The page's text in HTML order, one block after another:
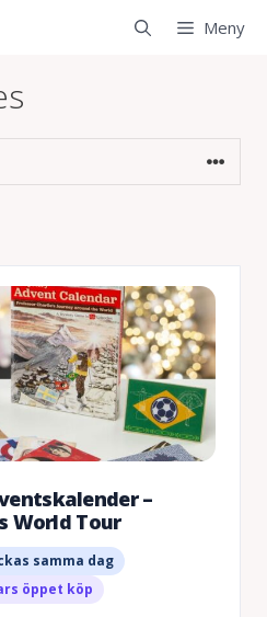
Meny
–
World Tour
samma dag
öppet köp